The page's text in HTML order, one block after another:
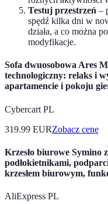
Testuj przestrzeń –
spędź kilka dni w
działa, a co można
modyfikacje.
Sofa dwuosobowa Ares
technologiczny: relaks i
apartamencie i pokoju
Cybercart PL
319.99 EURZobacz cenę
Krzesło biurowe Symino
podłokietnikami,
krzesłem biurowym,
AliExpress PL